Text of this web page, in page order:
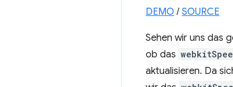
DEMO / SOURCE
Sehen wir uns das
ob das
aktualisieren. Da